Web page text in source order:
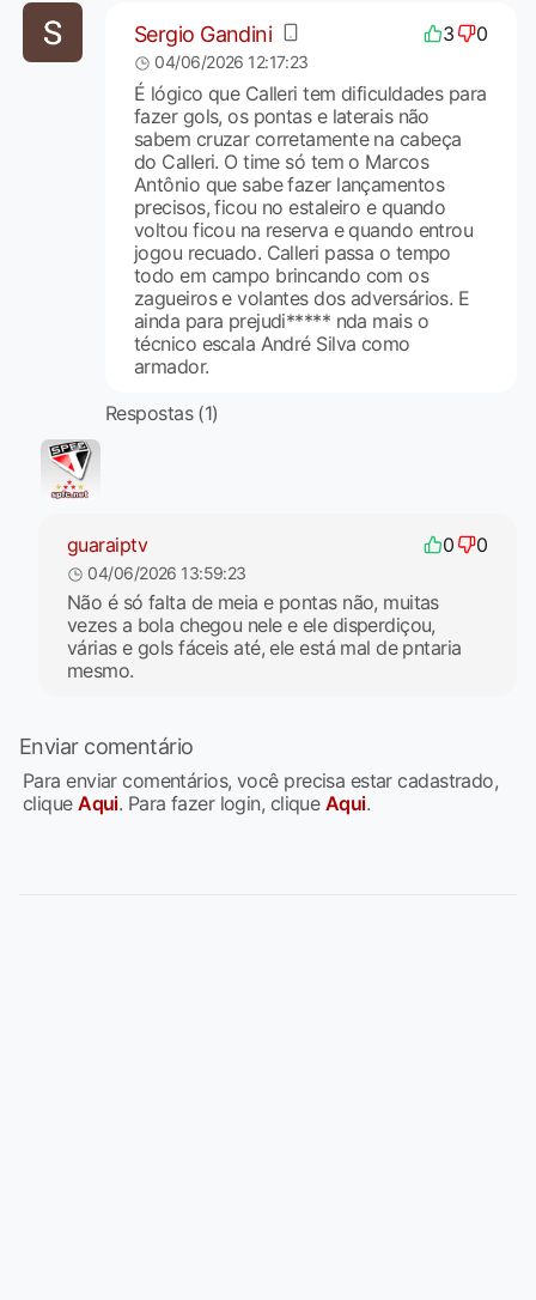
Sergio Gandini 3 0
04/06/2026 12:17:23
É lógico que Calleri tem dificuldades para
fazer gols, os pontas e laterais não
sabem cruzar corretamente na cabeça
do Calleri. O time só tem o Marcos
Antônio que sabe fazer lançamentos
precisos, ficou no estaleiro e quando
voltou ficou na reserva e quando entrou
jogou recuado. Calleri passa o tempo
todo em campo brincando com os
zagueiros e volantes dos adversários. E
ainda para prejudi***** nda mais o
técnico escala André Silva como
armador.
Respostas (1)
guaraiptv 0 0
04/06/2026 13:59:23
Não é só falta de meia e pontas não, muitas
vezes a bola chegou nele e ele disperdiçou,
várias e gols fáceis até, ele está mal de pntaria
mesmo.
Enviar comentário
Para enviar comentários, você precisa estar cadastrado,
cliqueAqui. Para fazer login, clique Aqui.